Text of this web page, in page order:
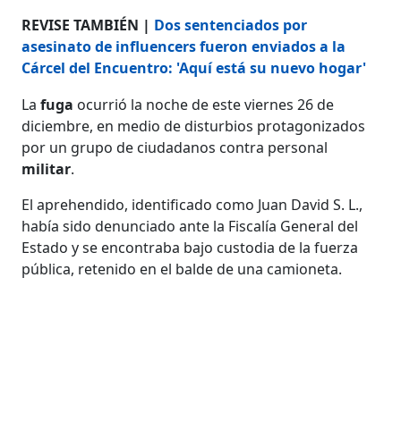
REVISE TAMBIÉN | Dos sentenciados por
asesinato de influencers fueron enviados a la
Cárcel del Encuentro: 'Aquí está su nuevo hogar'
Lafuga ocurrió la noche de este viernes 26 de
diciembre, en medio de disturbios protagonizados
por un grupo de ciudadanos contra personal
militar.
El aprehendido, identificado como Juan David S. L.,
había sido denunciado ante la Fiscalía General del
Estado y se encontraba bajo custodia de la fuerza
pública, retenido en el balde de una camioneta.